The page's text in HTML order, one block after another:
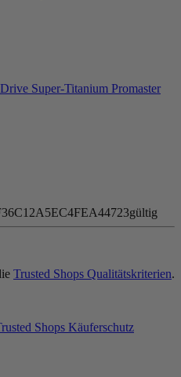
Super-Titanium Promaster
gültig
Trusted Shops Qualitätskriterien.
Shops Käuferschutz